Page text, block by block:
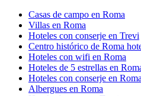
Casas de campo en Roma
Villas en Roma
Hoteles con conserje en Trevi
Centro histórico de Roma
Hoteles con wifi en Roma
Hoteles de 5 estrellas en
Hoteles con conserje en Roma
Albergues en Roma